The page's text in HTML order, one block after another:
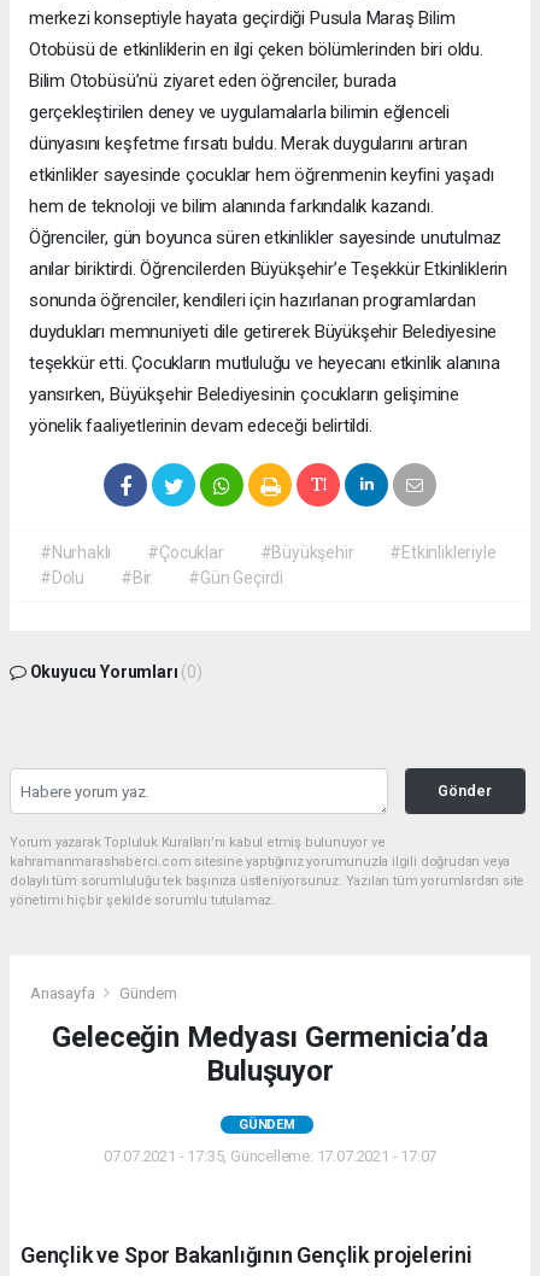
merkezi konseptiyle hayata geçirdiği Pusula Maraş Bilim
Otobüsü de etkinliklerin en ilgi çeken bölümlerinden biri oldu.
Bilim Otobüsü’nü ziyaret eden öğrenciler, burada
gerçekleştirilen deney ve uygulamalarla bilimin eğlenceli
dünyasını keşfetme fırsatı buldu. Merak duygularını artıran
etkinlikler sayesinde çocuklar hem öğrenmenin keyfini yaşadı
hem de teknoloji ve bilim alanında farkındalık kazandı.
Öğrenciler, gün boyunca süren etkinlikler sayesinde unutulmaz
anılar biriktirdi. Öğrencilerden Büyükşehir’e Teşekkür Etkinliklerin
sonunda öğrenciler, kendileri için hazırlanan programlardan
duydukları memnuniyeti dile getirerek Büyükşehir Belediyesine
teşekkür etti. Çocukların mutluluğu ve heyecanı etkinlik alanına
yansırken, Büyükşehir Belediyesinin çocukların gelişimine
yönelik faaliyetlerinin devam edeceği belirtildi.
#Nurhaklı #Çocuklar #Büyükşehir
#Etkinlikleriyle
#Dolu
#Bir #Gün Geçirdi
Okuyucu Yorumları (0)
Gönder
Yorum yazarak Topluluk Kuralları’nı kabul etmiş bulunuyor ve
kahramanmarashaberci.com sitesine yaptığınız yorumunuzla ilgili doğrudan veya
dolaylı tüm sorumluluğu tek başınıza üstleniyorsunuz. Yazılan tüm yorumlardan site
yönetimi hiçbir şekilde sorumlu tutulamaz.
Anasayfa Gündem
Geleceğin Medyası Germenicia’da
Buluşuyor
GÜNDEM
07.07.2021 - 17:35, Güncelleme: 17.07.2021 - 17:07
Gençlik ve Spor Bakanlığının Gençlik projelerini